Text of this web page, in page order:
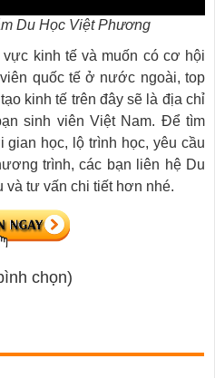
Du Học Việt Phương
kinh tế và muốn có cơ hội
quốc tế ở nước ngoài, top
kinh tế trên đây sẽ là địa chỉ
sinh viên Việt Nam. Để tìm
gian học, lộ trình học, yêu cầu
trình, các bạn liên hệ Du
và tư vấn chi tiết hơn nhé.
chọn)